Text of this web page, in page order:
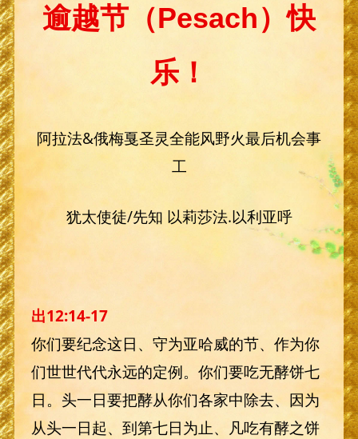
逾越节（Pesach）快
乐！
阿拉法&俄梅戛圣灵全能风野火最后机会事
工
犹太使徒/先知 以莉莎法.以利亚呼
出12:14-17
你们要纪念这日、守为亚哈威的节、作为你
们世世代代永远的定例。你们要吃无酵饼七
日。头一日要把酵从你们各家中除去、因为
从头一日起、到第七日为止、凡吃有酵之饼